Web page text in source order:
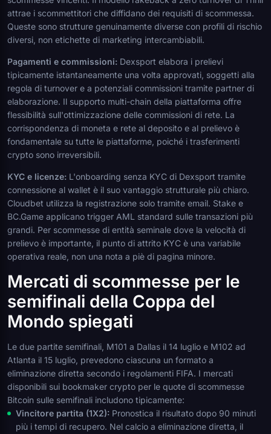
attrae i scommettitori che diffidano dei requisiti di scommessa.
Queste sono strutture genuinamente diverse con profili di rischio
diversi, non etichette di marketing intercambiabili.
Pagamenti e commissioni: Dexsport elabora i prelievi
tipicamente istantaneamente una volta approvati, soggetti alla
regola di turnover e a potenziali commissioni tramite partner di
elaborazione. Il supporto multi-chain della piattaforma offre
flessibilità sull'ottimizzazione delle commissioni di rete. La
corrispondenza di moneta e rete al deposito e al prelievo è
fondamentale su tutte le piattaforme, poiché i trasferimenti
crypto sono irreversibili.
KYC e licenze: L'onboarding senza KYC di Dexsport tramite
connessione al wallet è il suo vantaggio strutturale più chiaro.
Cloudbet utilizza la registrazione solo tramite email. Stake e
BC.Game applicano trigger AML standard sulle transazioni più
grandi. Per scommesse di entità seminale dove la velocità di
prelievo è importante, il punto di attrito KYC è una variabile
operativa reale, non una nota a piè di pagina minore.
Mercati di scommesse per le
semifinali della Coppa del
Mondo spiegati
Le due partite semifinali, M101 a Dallas il 14 luglio e M102 ad
Atlanta il 15 luglio, prevedono ciascuna un formato a
eliminazione diretta secondo i regolamenti FIFA. I mercati
disponibili sui bookmaker crypto per le quote di scommesse
Bitcoin sulle semifinali includono tipicamente:
Vincitore partita (1X2): Pronostica il risultato dopo 90 minuti
più i tempi di recupero. Nel calcio a eliminazione diretta, il